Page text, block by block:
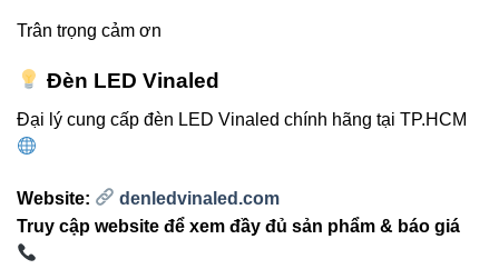
Với bề rộng chỉ 5.9 mm, đèn dễ dànglắp đặt tại các vị trí
hẹp
đoạn) để điều chỉnh theo nhu cầu chiếu sáng cụ thể.
2.3. Công nghệ One Bin Color – ánh sáng
Trân trọng cảm ơn
Đèn LED Vinaled
Đại lý cung cấp đèn LED Vinaled chính hãng tại TP.HCM
Website:
denledvinaled.com
Truy cập website để xem đầy đủ sản phẩm & báo giá